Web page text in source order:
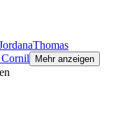
Thomas
Mehr anzeigen